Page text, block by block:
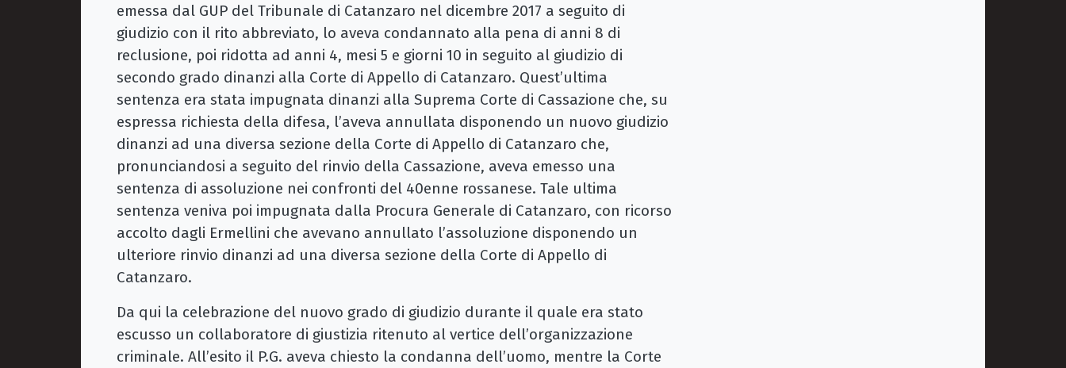
emessa dal GUP del Tribunale di Catanzaro nel dicembre 2017 a seguito di
giudizio con il rito abbreviato, lo aveva condannato alla pena di anni 8 di
reclusione, poi ridotta ad anni 4, mesi 5 e giorni 10 in seguito al giudizio di
secondo grado dinanzi alla Corte di Appello di Catanzaro. Quest’ultima
sentenza era stata impugnata dinanzi alla Suprema Corte di Cassazione che, su
espressa richiesta della difesa, l’aveva annullata disponendo un nuovo giudizio
dinanzi ad una diversa sezione della Corte di Appello di Catanzaro che,
pronunciandosi a seguito del rinvio della Cassazione, aveva emesso una
sentenza di assoluzione nei confronti del 40enne rossanese. Tale ultima
sentenza veniva poi impugnata dalla Procura Generale di Catanzaro, con ricorso
accolto dagli Ermellini che avevano annullato l’assoluzione disponendo un
ulteriore rinvio dinanzi ad una diversa sezione della Corte di Appello di
Catanzaro.
Da qui la celebrazione del nuovo grado di giudizio durante il quale era stato
escusso un collaboratore di giustizia ritenuto al vertice dell’organizzazione
criminale. All’esito il P.G. aveva chiesto la condanna dell’uomo, mentre la Corte